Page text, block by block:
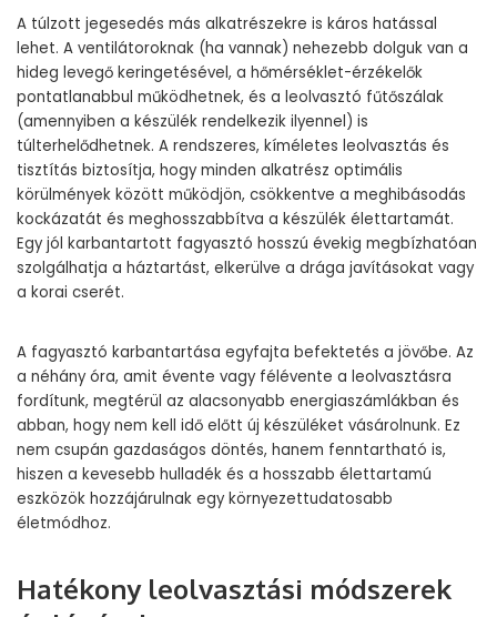
A túlzott jegesedés más alkatrészekre is káros hatással
lehet. A ventilátoroknak (ha vannak) nehezebb dolguk van a
hideg levegő keringetésével, a hőmérséklet-érzékelők
pontatlanabbul működhetnek, és a leolvasztó fűtőszálak
(amennyiben a készülék rendelkezik ilyennel) is
túlterhelődhetnek. A rendszeres, kíméletes leolvasztás és
tisztítás biztosítja, hogy minden alkatrész optimális
körülmények között működjön, csökkentve a meghibásodás
kockázatát és meghosszabbítva a készülék élettartamát.
Egy jól karbantartott fagyasztó hosszú évekig megbízhatóan
szolgálhatja a háztartást, elkerülve a drága javításokat vagy
a korai cserét.
A fagyasztó karbantartása egyfajta befektetés a jövőbe. Az
a néhány óra, amit évente vagy félévente a leolvasztásra
fordítunk, megtérül az alacsonyabb energiaszámlákban és
abban, hogy nem kell idő előtt új készüléket vásárolnunk. Ez
nem csupán gazdaságos döntés, hanem fenntartható is,
hiszen a kevesebb hulladék és a hosszabb élettartamú
eszközök hozzájárulnak egy környezettudatosabb
életmódhoz.
Hatékony leolvasztási módszerek